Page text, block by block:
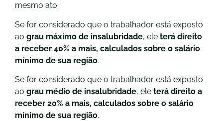
mesmo ato.
Se for considerado que o trabalhador está exposto
ao grau máximo de insalubridade, ele terá direito
a receber 40% a mais, calculados sobre o salário
mínimo de sua região.
Se for considerado que o trabalhador está exposto
ao grau médio de insalubridade, ele terá direito a
receber 20% a mais, calculados sobre o salário
mínimo de sua região.